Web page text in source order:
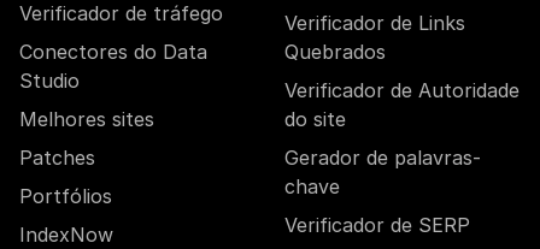
Verificador de tráfego
Conectores do Data
Studio
Melhores sites
Patches
Portfólios
IndexNow
Verificador de Links
Quebrados
Verificador de Autoridade
do site
Gerador de palavras-
chave
Verificador de SERP